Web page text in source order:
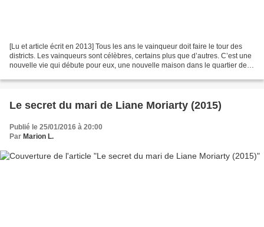
[Lu et article écrit en 2013] Tous les ans le vainqueur doit faire le tour des
districts. Les vainqueurs sont célèbres, certains plus que d’autres. C’est une
nouvelle vie qui débute pour eux, une nouvelle maison dans le quartier des
Le secret du mari de Liane Moriarty (2015)
Publié le 25/01/2016 à 20:00
Par Marion L.